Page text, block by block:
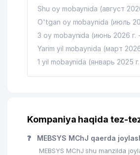
Shu oy mobaynida (август
O'tgan oy mobaynida (июль
3 oy mobaynida (июнь 2026 г.
Yarim yil mobaynida (март
1 yil mobaynida (январь 2025
Kompaniya haqida tez-
❓ MEBSYS MChJ qaerda
MEBSYS MChJ shu manzilda